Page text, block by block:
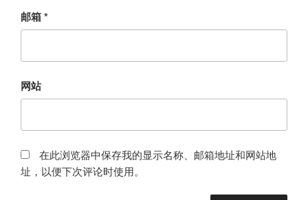
邮箱*
网站
在此浏览器中保存我的显示名称、邮箱地址和网站地
址，以便下次评论时使用。